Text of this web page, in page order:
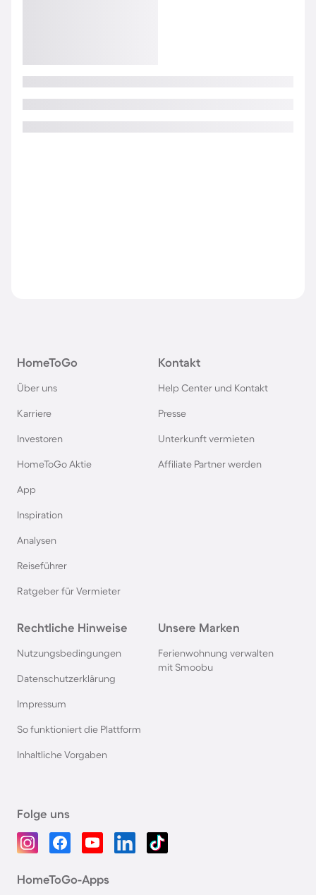
HomeToGo
Über uns
Karriere
Investoren
HomeToGo Aktie
App
Inspiration
Analysen
Reiseführer
Ratgeber für Vermieter
Kontakt
Help Center und Kontakt
Presse
Unterkunft vermieten
Affiliate Partner werden
Rechtliche Hinweise
Nutzungsbedingungen
Datenschutzerklärung
Impressum
So funktioniert die Plattform
Inhaltliche Vorgaben
Unsere Marken
Ferienwohnung verwalten
mit Smoobu
Folge uns
HomeToGo-Apps